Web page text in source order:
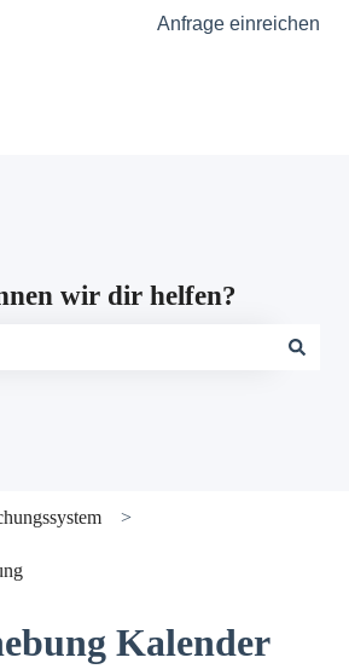
für Übersetzungen anzeigen
Anfrage einreichen
wir dir helfen?
Kalender